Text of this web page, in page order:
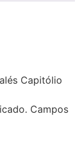
Capitólio
Campos